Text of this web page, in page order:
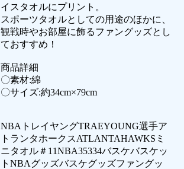
イスタオルにプリント。
スポーツタオルとしての用途のほかに、
観戦時やお部屋に飾るファングッズとし
ておすすめ！
商品詳細
〇素材:綿
〇サイズ:約34cm×79cm
NBAトレイヤングTRAEYOUNG選手ア
トランタホークスATLANTAHAWKSミ
ニタオル＃11NBA35334バスケバスケッ
トNBAグッズバスケグッズファングッ